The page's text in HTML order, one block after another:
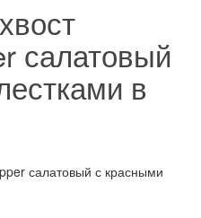
салатовый
в
салатовый с красными